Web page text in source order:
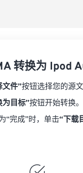
转换为 Ipod
文件”按钮选择您的源文
为目标”按钮开始转换。
“完成”时，单击“下载